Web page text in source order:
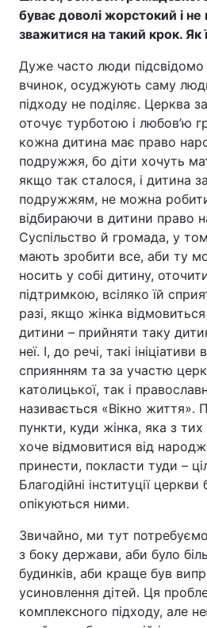
буває доволі жорстокий і
зважитися на такий крок. Як
Дуже часто люди
вчинок, осуджують саму
підходу не поділяє. Церква
оточує турботою і любов’ю
кожна дитина має право
подружжя, бо діти хочуть
якщо так сталося, і дитина
подружжям, не можна
відбираючи в дитини право
Суспільство й громада, у
мають зробити все, аби ту
носить у собі дитину,
підтримкою, всіляко їй
разі, якщо жінка
дитини – прийняти таку
неї. І, до речі, такі
сприянням та за участю
католицької, так і
називається «Вікно життя».
пункти, куди жінка, яка з
хоче відмовитися від
принести, покласти туди –
Благодійні інституції
опікуються ними.
Звичайно, ми тут
з боку держави, аби було
будинків, аби краще був
усиновлення дітей. Ця
комплексного підходу, але